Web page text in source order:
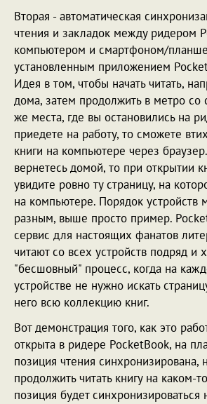
Вторая - автоматическая
чтения и закладок между ридером
компьютером и смартфоном/
установленным приложением
Идея в том, чтобы начать читать,
дома, затем продолжить в метро со
же места, где вы остановились на
приедете на работу, то сможете
книги на компьютере через
вернетесь домой, то при открытии
увидите ровно ту страницу, на
на компьютере. Порядок устройств
разным, выше просто пример.
сервис для настоящих фанатов
читают со всех устройств подряд и
"бесшовный" процесс, когда на
устройстве не нужно искать
него всю коллекцию книг.
Вот демонстрация того, как это
открыта в ридере PocketBook, на
позиция чтения синхронизирована,
продолжить читать книгу на каком-
позиция будет синхронизироваться